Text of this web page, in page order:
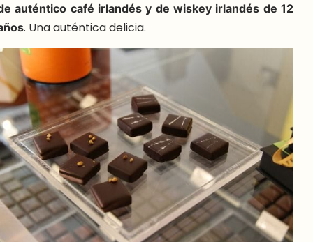
auténtico café irlandés y de wiskey irlandés de 12
. Una auténtica delicia.